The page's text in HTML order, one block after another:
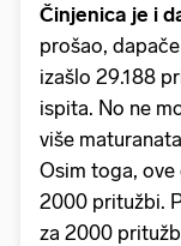
Činjenica je i
prošao,
izašlo 29.188
ispita. No ne
više
Osim toga,
2000 pritužbi.
za 2000